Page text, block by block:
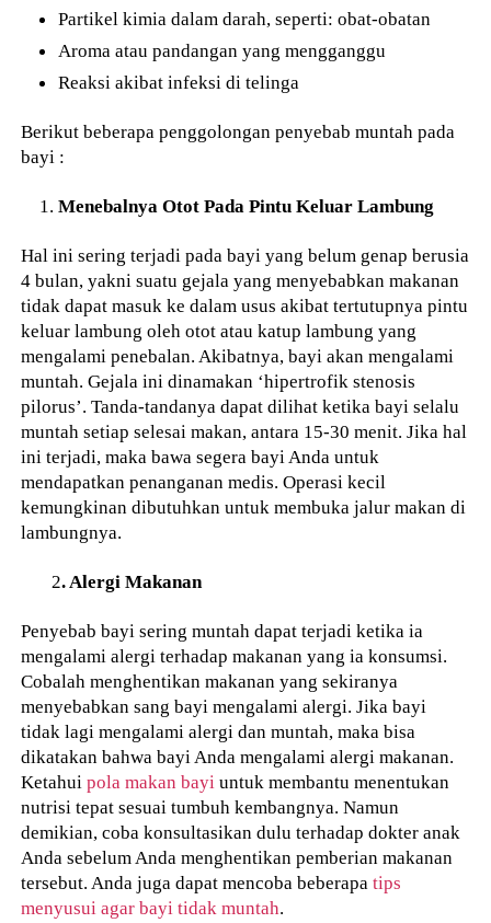
Partikel kimia dalam darah, seperti: obat-obatan
Aroma atau pandangan yang mengganggu
Reaksi akibat infeksi di telinga
Berikut beberapa penggolongan penyebab muntah pada
bayi :
Menebalnya Otot Pada Pintu Keluar Lambung
Hal ini sering terjadi pada bayi yang belum genap berusia
4 bulan, yakni suatu gejala yang menyebabkan makanan
tidak dapat masuk ke dalam usus akibat tertutupnya pintu
keluar lambung oleh otot atau katup lambung yang
mengalami penebalan. Akibatnya, bayi akan mengalami
muntah. Gejala ini dinamakan ‘hipertrofik stenosis
pilorus’. Tanda-tandanya dapat dilihat ketika bayi selalu
muntah setiap selesai makan, antara 15-30 menit. Jika hal
ini terjadi, maka bawa segera bayi Anda untuk
mendapatkan penanganan medis. Operasi kecil
kemungkinan dibutuhkan untuk membuka jalur makan di
lambungnya.
2. Alergi Makanan
Penyebab bayi sering muntah dapat terjadi ketika ia
mengalami alergi terhadap makanan yang ia konsumsi.
Cobalah menghentikan makanan yang sekiranya
menyebabkan sang bayi mengalami alergi. Jika bayi
tidak lagi mengalami alergi dan muntah, maka bisa
dikatakan bahwa bayi Anda mengalami alergi makanan.
Ketahuipola makan bayi untuk membantu menentukan
nutrisi tepat sesuai tumbuh kembangnya. Namun
demikian, coba konsultasikan dulu terhadap dokter anak
Anda sebelum Anda menghentikan pemberian makanan
tersebut. Anda juga dapat mencoba beberapatips
menyusui agar bayi tidak muntah.